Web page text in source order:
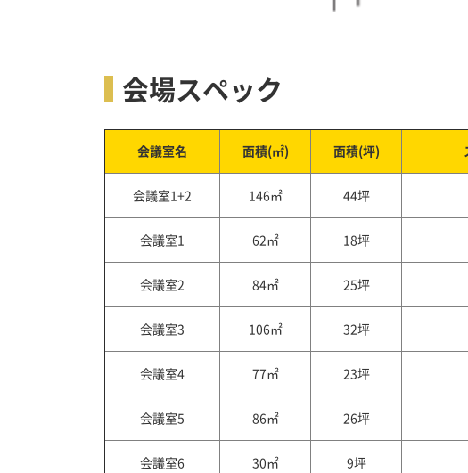
会場スペック
会議室名 面積(㎡) 面積(坪)
会議室1+2 146㎡ 44坪
会議室1 62㎡ 18坪
会議室2 84㎡ 25坪
会議室3 106㎡ 32坪
会議室4 77㎡ 23坪
会議室5 86㎡ 26坪
会議室6 30㎡ 9坪